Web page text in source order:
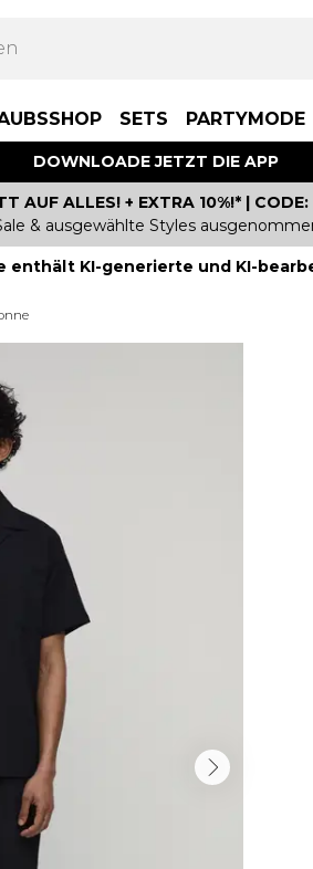
SETS PARTYMODE
DOWNLOADE JETZT DIE APP
AUF ALLES! + EXTRA 10%!* | CODE:
& ausgewählte Styles
enthält KI-generierte und KI-